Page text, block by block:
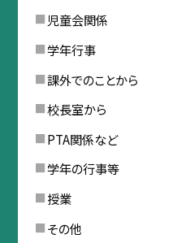
児童会関係
学年行事
課外でのことから
校長室から
PTA関係など
学年の行事等
授業
その他